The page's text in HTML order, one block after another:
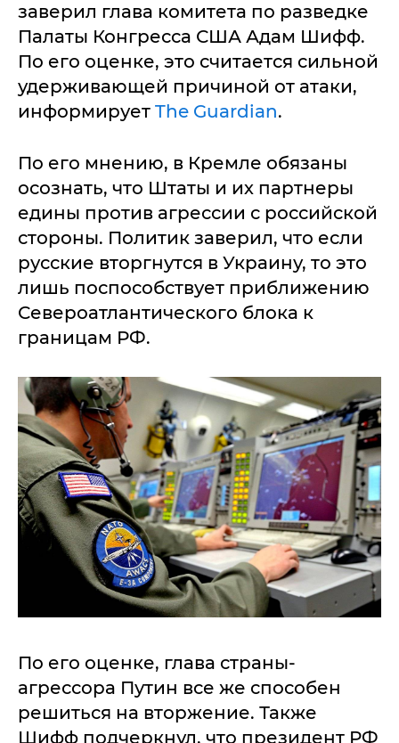
заверил глава комитета по разведке
Палаты Конгресса США Адам Шифф.
По его оценке, это считается сильной
удерживающей причиной от атаки,
информирует The Guardian.
По его мнению, в Кремле обязаны
осознать, что Штаты и их партнеры
едины против агрессии с российской
стороны. Политик заверил, что если
русские вторгнутся в Украину, то это
лишь поспособствует приближению
Североатлантического блока к
границам РФ.
По его оценке, глава страны-
агрессора Путин все же способен
решиться на вторжение. Также
Шифф подчеркнул, что президент РФ